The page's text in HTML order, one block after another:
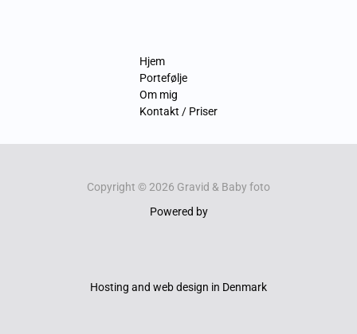
Hjem
Portefølje
Om mig
Kontakt / Priser
Copyright © 2026 Gravid & Baby foto
Powered by
Hosting and web design in Denmark